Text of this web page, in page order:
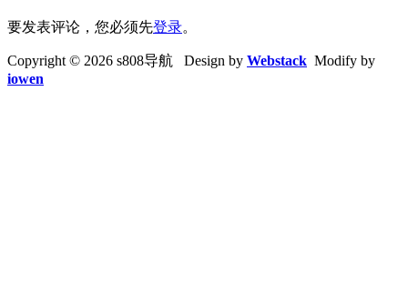
要发表评论，您必须先登录。
Copyright © 2026 s808导航 Design by Webstack Modify by
iowen